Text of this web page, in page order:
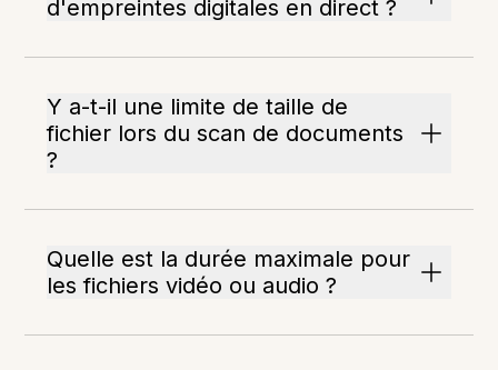
d'empreintes digitales en direct ?
Y a-t-il une limite de taille de
fichier lors du scan de documents
?
Quelle est la durée maximale pour
les fichiers vidéo ou audio ?